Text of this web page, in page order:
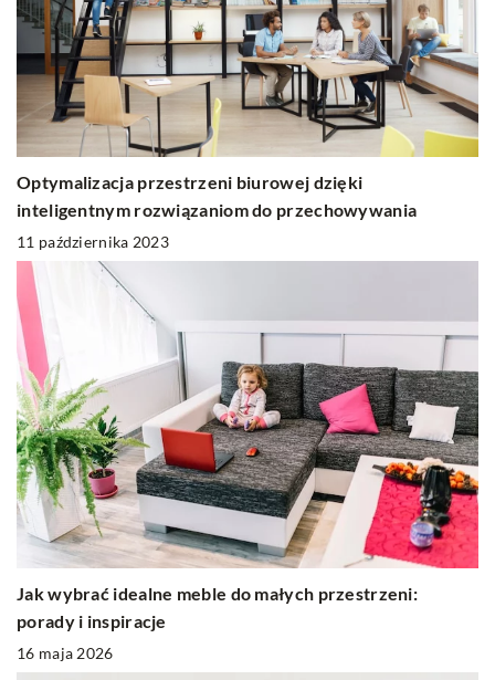
Optymalizacja przestrzeni biurowej dzięki
inteligentnym rozwiązaniom do przechowywania
11 października 2023
Jak wybrać idealne meble do małych przestrzeni:
porady i inspiracje
16 maja 2026